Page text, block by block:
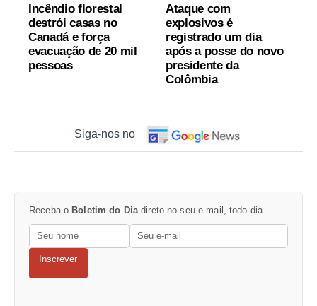
Incêndio florestal
destrói casas no
Canadá e força
evacuação de 20 mil
pessoas
Ataque com
explosivos é
registrado um dia
após a posse do novo
presidente da
Colômbia
Siga-nos no
Receba o Boletim do Diadireto no seu e-mail, todo dia.
Inscrever